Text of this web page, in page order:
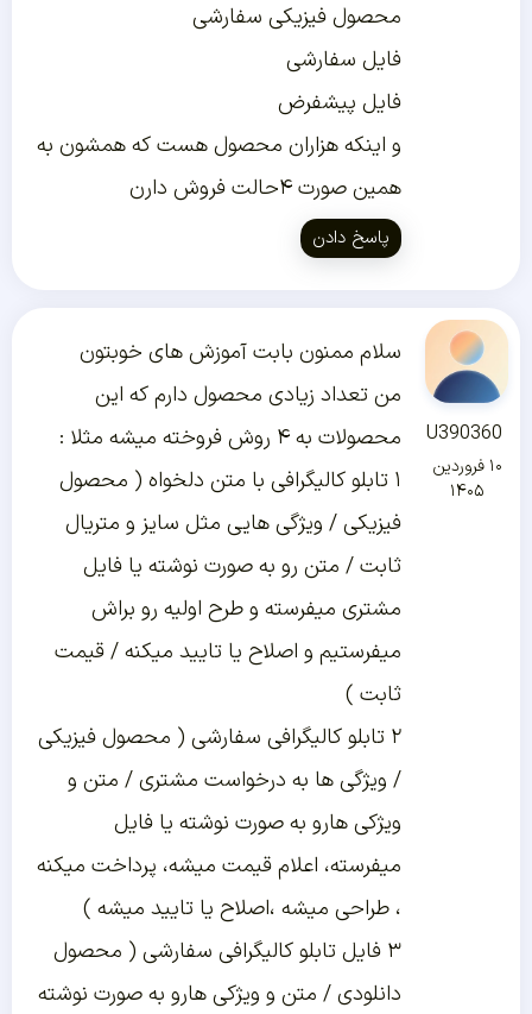
محصول فیزیکی سفارشی
فایل سفارشی
فایل پیشفرض
و اینکه هزاران محصول هست که همشون به
همین صورت ۴حالت فروش دارن
پاسخ دادن
U390360
۱۰ فروردین
۱۴۰۵
سلام ممنون بابت آموزش های خوبتون
من تعداد زیادی محصول دارم که این
محصولات به ۴ روش فروخته میشه مثلا :
۱ تابلو کالیگرافی با متن دلخواه ( محصول
فیزیکی / ویژگی هایی مثل سایز و متریال
ثابت / متن رو به صورت نوشته یا فایل
مشتری میفرسته و طرح اولیه رو براش
میفرستیم و اصلاح یا تایید میکنه / قیمت
ثابت )
۲ تابلو کالیگرافی سفارشی ( محصول فیزیکی
/ ویژگی ها به درخواست مشتری / متن و
ویژکی هارو به صورت نوشته یا فایل
میفرسته، اعلام قیمت میشه، پرداخت میکنه
، طراحی میشه ،اصلاح یا تایید میشه )
۳ فایل تابلو کالیگرافی سفارشی ( محصول
دانلودی / متن و ویژکی هارو به صورت نوشته